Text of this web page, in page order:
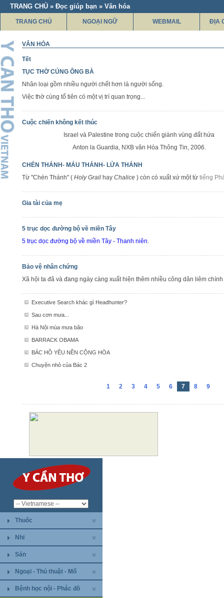
TRANG CHỦ » Đọc giúp bạn » Văn hóa
TRANG CHỦ NGOẠI NGỮ WEBMAIL ĐỊA
VĂN HÓA
Tết
TỤC THỜ CÚNG ÔNG BÀ
Nhân loại gồm nhiều người chết hơn là người sống.
Việc thờ cúng tổ tiên có một vị trí quan trọng...
Cuộc chiến không kết thúc
Israel và Palestine trong cuộc chiến giành vùng đất hứa
Anton la Guardia, NXB văn Hóa Thông Tin, 2006.
CHÉN THÁNH- MÁU THÁNH- LỬA THÁNH
Từ "Chén Thánh" ( Holy Grail hay Chalice ) còn có xuất xứ một từ tiếng
Gia tài của mẹ
5 trục dọc đường bộ về miền Tây
5 trục dọc đường bộ về miền Tây - Thanh niên.
Bảo vệ nhân chứng
Xã hội ta đã và đang ngày càng xuất hiện thêm nhiều công dân liêm
Executive Search khác gì Headhunter?
Sau cơn mưa...
Hà Nội mùa mưa bão
BARRACK OBAMA
BÁC HỒ YÊU NỀN CỘNG HÒA
Chuyện nhỏ của Bác 2
1 2 3 4 5 6 7 8 9
Thuốc
Nhi
Sản
Ngoại - Thủ thuật - Mổ
Bệnh học nội - Phác đồ